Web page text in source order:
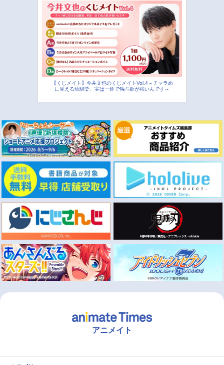
【くじメイト】今井文也のくじメイトVol.4～チャラめ
に見える幼馴染、実は一途で独占欲が強いんです～
アニメイト